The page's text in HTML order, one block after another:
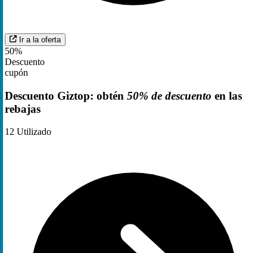
Ir a la oferta
50%
Descuento
cupón
Descuento Giztop: obtén 50% de descuento en las
rebajas
12 Utilizado